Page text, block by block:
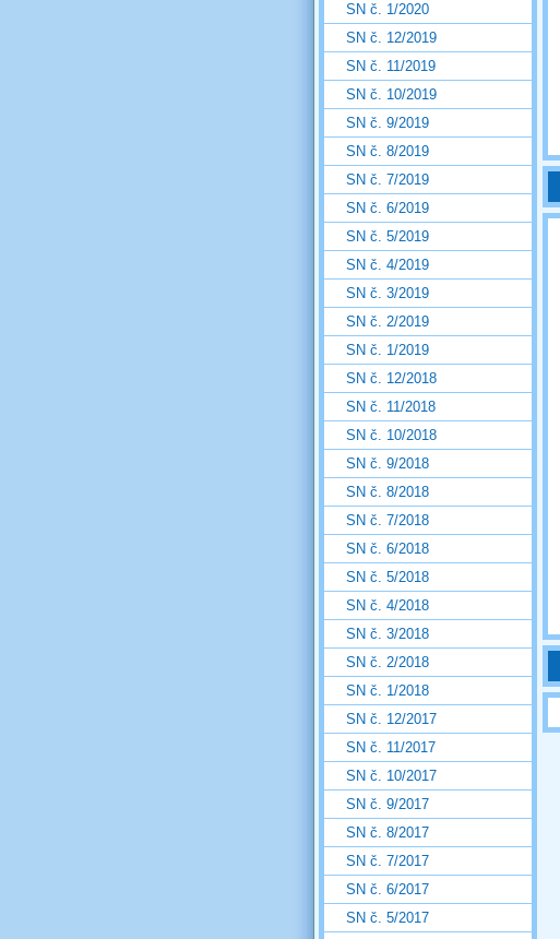
SN č. 1/2020
SN č. 12/2019
SN č. 11/2019
SN č. 10/2019
SN č. 9/2019
SN č. 8/2019
SN č. 7/2019
SN č. 6/2019
SN č. 5/2019
SN č. 4/2019
SN č. 3/2019
SN č. 2/2019
SN č. 1/2019
SN č. 12/2018
SN č. 11/2018
SN č. 10/2018
SN č. 9/2018
SN č. 8/2018
SN č. 7/2018
SN č. 6/2018
SN č. 5/2018
SN č. 4/2018
SN č. 3/2018
SN č. 2/2018
SN č. 1/2018
SN č. 12/2017
SN č. 11/2017
SN č. 10/2017
SN č. 9/2017
SN č. 8/2017
SN č. 7/2017
SN č. 6/2017
SN č. 5/2017